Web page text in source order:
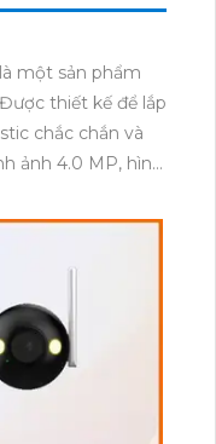
một sản phẩm
thiết kế để lắp
chắc chắn và
ảnh 4.0 MP, hình
điều này giúp dễ
công nghệ AI
nghệ ban đêm
tuyệt vời cho